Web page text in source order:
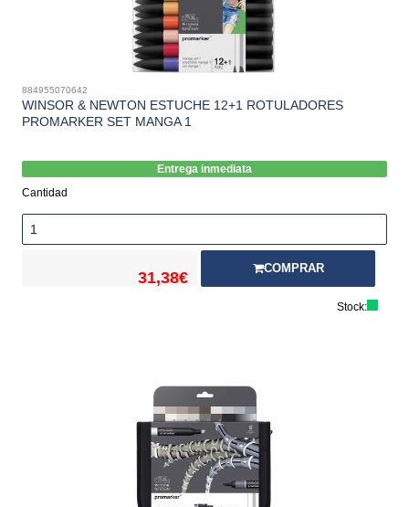
884955070642
WINSOR & NEWTON ESTUCHE 12+1 ROTULADORES
PROMARKER SET MANGA 1
Entrega inmediata
Cantidad
31,38€
COMPRAR
Stock: